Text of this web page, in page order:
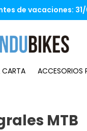
de vacaciones:
CARTA ACCESORIOS
MTB